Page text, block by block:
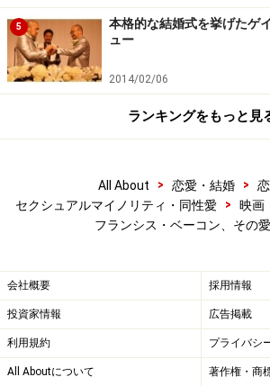
5
本格的な結婚式を挙げたゲ
ュー
2014/02/06
ランキングをもっと見
All About > 恋愛・結婚 >
セクシュアルマイノリティ・同性愛
> 映画
フランシス・ベーコン、その
会社概要 採用情報
投資家情報 広告掲載
利用規約 プライバシ
All Aboutについて 著作権・商